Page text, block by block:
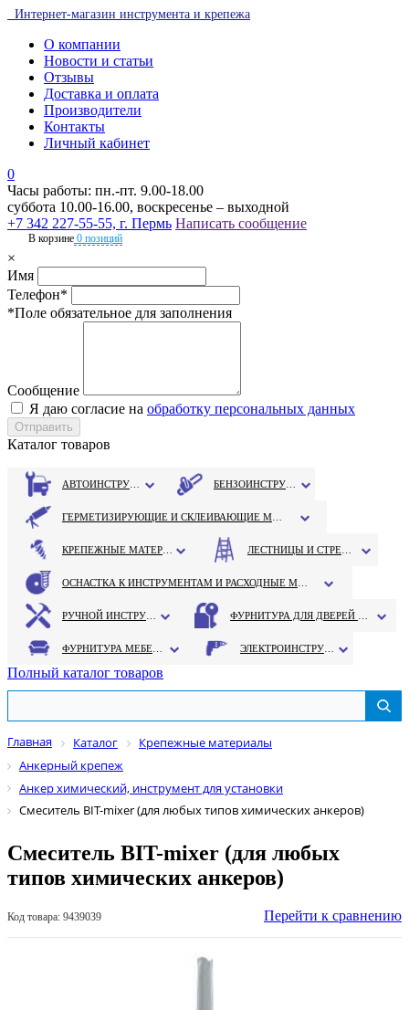
Интернет-магазин инструмента и крепежа
О компании
Новости и статьи
Отзывы
Доставка и оплата
Производители
Контакты
Личный кабинет
0
Часы работы: пн.-пт. 9.00-18.00
суббота 10.00-16.00, воскресенье – выходной
+7 342 227-55-55, г. Пермь Написать сообщение
В корзине 0 позиций
×
Имя
Телефон*
*Поле обязательное для заполнения
Сообщение
Я даю согласие на обработку персональных данных
Каталог товаров
Полный каталог товаров
Главная Каталог
Крепежные материалы
Анкерный крепеж
Анкер химический, инструмент для установки
Смеситель BIT-mixer (для любых типов химических анкеров)
Смеситель BIT-mixer (для любых
типов химических анкеров)
Код товара: 9439039 Перейти к сравнению